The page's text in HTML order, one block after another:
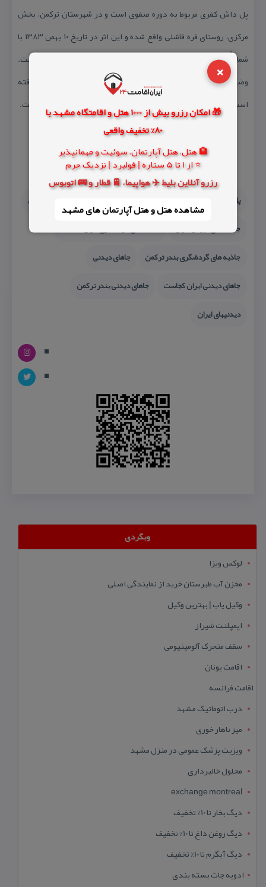
×
🎁 امکان رزرو بیش از 1000 هتل و اقامتگاه مشهد با
80% تخفیف واقعی
🏨 هتل، هتل آپارتمان، سوئیت و مهمانپذیر
⭐ از 1 تا 5 ستاره | فولبرد | نزدیک حرم
رزرو آنلاین بلیط ✈️ هواپیما، 🚆 قطار و 🚌 اتوبوس
مشاهده هتل و هتل‌ آپارتمان های مشهد
پل داش كفری مربوط به دوره صفوی است و در شهرستان تركمن، بخش
مركزی، روستای قره قاشلی واقع شده و این اثر در تاریخ ۱۰ بهمن ۱۳۸۳ با
شمارهٔ ثبت ۱۱۳۰۵ به‌عنوان یكی از آثار ملی ایران به ثبت رسیده است.
وضعیت پل نیمه سالم است و برای بازسازی آن اقدامی صورت نگرفته
است. « داش كفری » در گویش تركمنی به معنای « پل آجری ـ سنگی » است.
پل داش كفری
جاذبه های تاریخی ایران
جاذبه های طبیعی ایران
جاذبه های گردشگری ایران كجاست
جاذبه های گردشگری بندر تركمن
جاهای دیدنی
جاهای دیدنی ایران كجاست
جاهای دیدنی بندر تركمن
دیدنیهای ایران
وبگردی
لوکس ویزا
مخزن آب طبرستان خرید از نمایندگی اصلی
وکیل یاب | بهترین وکیل
ایمپلنت شیراز
سقف متحرک آلومینیومی
اقامت یونان
اقامت فرانسه
درب اتوماتیک مشهد
میز ناهار خوری
ویزیت پزشک عمومی در منزل مشهد
محلول خالبرداری
exchange montreal
دیگ بخار تا 10% تخفیف
دیگ روغن داغ تا 10% تخفیف
دیگ آبگرم تا 10% تخفیف
ادویه جات بسته بندی